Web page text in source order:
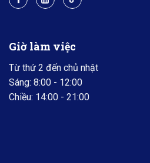
Giờ làm việc
Từ thứ 2 đến chủ nhật
Sáng: 8:00 - 12:00
Chiều: 14:00 - 21:00